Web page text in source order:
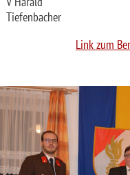
Tiefenbacher
Link zum